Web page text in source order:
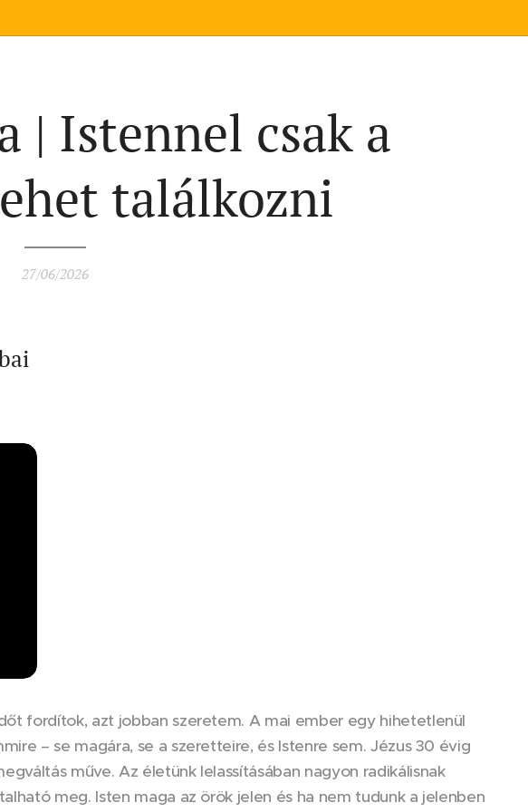
| Istennel csak a
találkozni
27/06/2026
fordítok, azt jobban szeretem. A mai ember egy hihetetlenül
– se magára, se a szeretteire, és Istenre sem. Jézus 30 évig
műve. Az életünk lelassításában nagyon radikálisnak
meg. Isten maga az örök jelen és ha nem tudunk a jelenben